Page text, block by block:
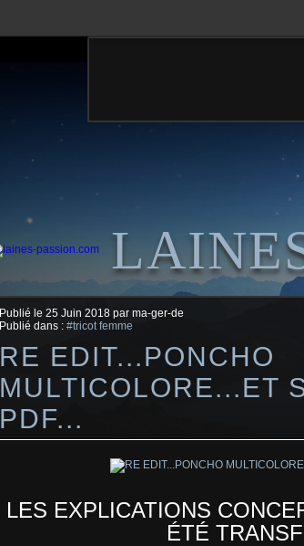
Publié le 25 Juin 2018 par ma-ger-de
Publié dans : #tricot femme
RE EDIT...PONCHO
MULTICOLORE...ET
PDF...
LES EXPLICATIONS
ÉTÉ